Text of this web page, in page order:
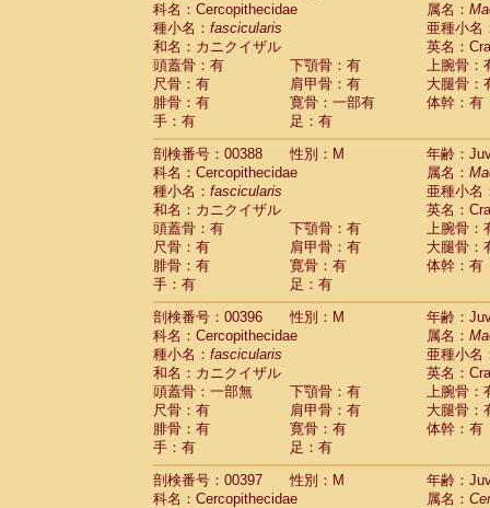
科名：Cercopithecidae
属名：
種小名： fascicularis
亜種小名
和名：カニクイザル
英名：
頭蓋骨：有
下顎骨：有
上腕骨：
尺骨：有
肩甲骨：有
大腿骨：
腓骨：有
寛骨：一部有
体幹：有
手：有
足：有
剖検番号：00388
性別：M
年齢：
科名：Cercopithecidae
属名：
種小名： fascicularis
亜種小名
和名：カニクイザル
英名：
頭蓋骨：有
下顎骨：有
上腕骨：
尺骨：有
肩甲骨：有
大腿骨：
腓骨：有
寛骨：有
体幹：有
手：有
足：有
剖検番号：00396
性別：M
年齢：
科名：Cercopithecidae
属名：
種小名： fascicularis
亜種小名
和名：カニクイザル
英名：
頭蓋骨：一部無
下顎骨：有
上腕骨：
尺骨：有
肩甲骨：有
大腿骨：
腓骨：有
寛骨：有
体幹：有
手：有
足：有
剖検番号：00397
性別：M
年齢：
科名：Cercopithecidae
属名：